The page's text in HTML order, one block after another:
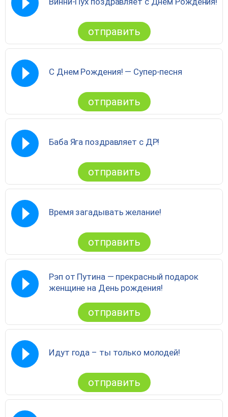
отправить
С Днем Рождения! — Супер-песня
отправить
Баба Яга поздравляет с ДР!
отправить
Время загадывать желание!
отправить
Рэп от Путина — прекрасный подарок
женщине на День рождения!
отправить
Идут года – ты только молодей!
отправить